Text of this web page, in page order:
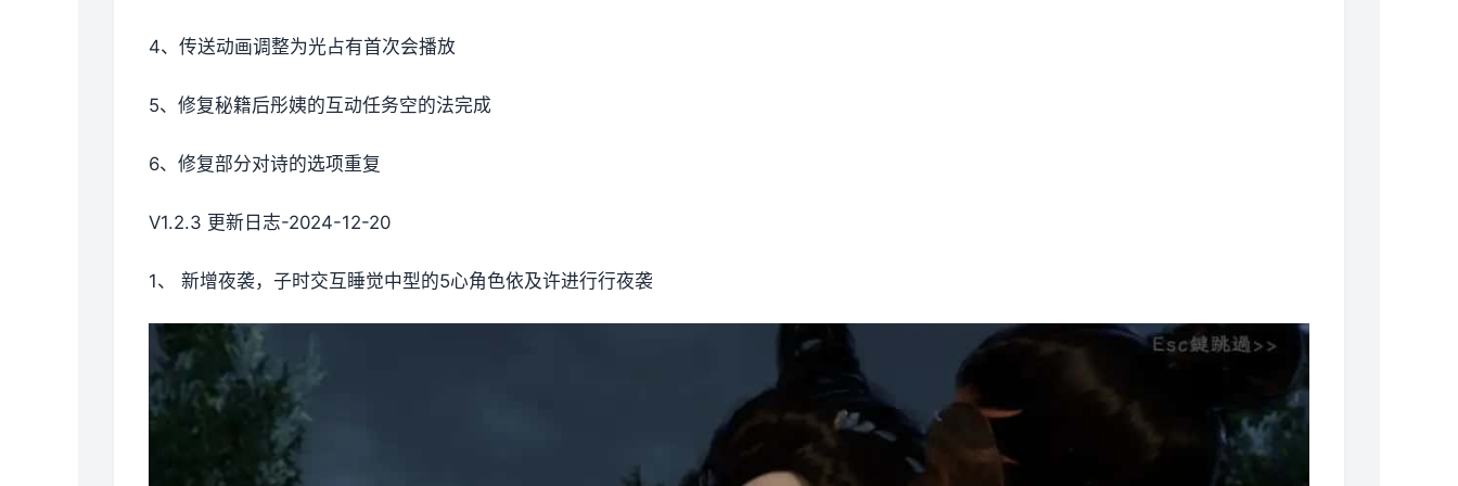
4、传送动画调整为光占有首次会播放
5、修复秘籍后彤姨的互动任务空的法完成
6、修复部分对诗的选项重复
V1.2.3 更新日志-2024-12-20
1、 新增夜袭，子时交互睡觉中型的5心角色依及许进行行夜袭